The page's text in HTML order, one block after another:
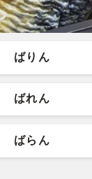
ばりん
ばれん
ばらん